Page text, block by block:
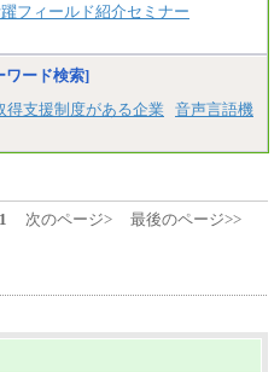
フィールド紹介セミナー
ワード検索]
得支援制度がある企業
音声言語機
1 次のページ> 最後のページ>>